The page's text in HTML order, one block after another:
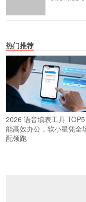
热门推荐
2026 语音填表工具
能高效办公，软小星凭全
配领跑